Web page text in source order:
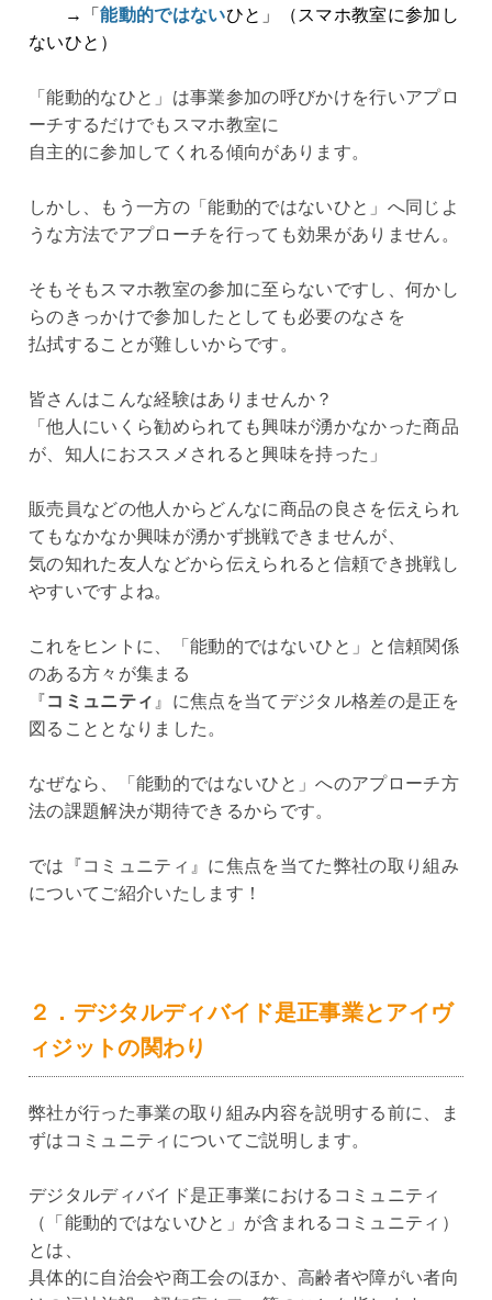
→「能動的ではないひと」（スマホ教室に参加し
ないひと）
「能動的なひと」は事業参加の呼びかけを行いアプロ
ーチするだけでもスマホ教室に
自主的に参加してくれる傾向があります。
しかし、もう一方の「能動的ではないひと」へ同じよ
うな方法でアプローチを行っても効果がありません。
そもそもスマホ教室の参加に至らないですし、何かし
らのきっかけで参加したとしても必要のなさを
払拭することが難しいからです。
皆さんはこんな経験はありませんか？
「他人にいくら勧められても興味が湧かなかった商品
が、知人におススメされると興味を持った」
販売員などの他人からどんなに商品の良さを伝えられ
てもなかなか興味が湧かず挑戦できませんが、
気の知れた友人などから伝えられると信頼でき挑戦し
やすいですよね。
これをヒントに、「能動的ではないひと」と信頼関係
のある方々が集まる
『コミュニティ 』に焦点を当てデジタル格差の是正を
図ることとなりました。
なぜなら、「能動的ではないひと」へのアプローチ方
法の課題解決が期待できるからです。
では『コミュニティ』に焦点を当てた弊社の取り組み
についてご紹介いたします！
２．デジタルディバイド是正事業とアイヴ
ィジットの関わり
弊社が行った事業の取り組み内容を説明する前に、ま
ずはコミュニティについてご説明します。
デジタルディバイド是正事業におけるコミュニティ
（「能動的ではないひと」が含まれるコミュニティ）
とは、
具体的に自治会や商工会のほか、高齢者や障がい者向